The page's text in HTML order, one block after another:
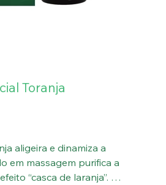
Toranja
aligeira e dinamiza a
em massagem purifica a
“casca de laranja”. Os